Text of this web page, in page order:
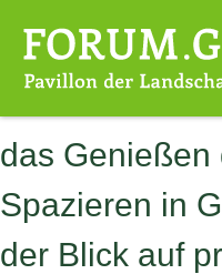
SPRINGEN
Das Sitzen
das Genießen
Spazieren in
der Blick auf